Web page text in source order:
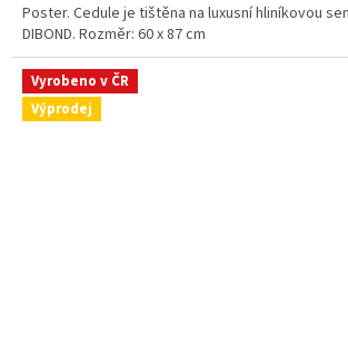
Poster. Cedule je tištěna na luxusní hliníkovou
DIBOND. Rozměr: 60 x 87 cm
Vyrobeno v ČR
Výprodej